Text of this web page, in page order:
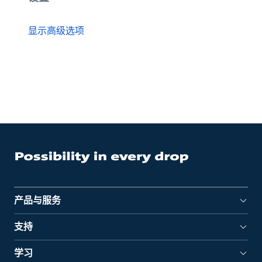
显示高级选项
产品与服务
支持
学习